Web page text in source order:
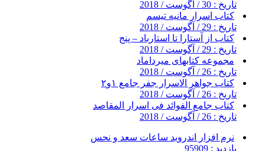
تاریخ : 30 / آگوست / 2018
کتاب اسرار مانیه تیسم
تاریخ : 29 / آگوست / 2018
کتاب از آستارا تا استارباد – پنج
تاریخ : 29 / آگوست / 2018
مجموعه کتابهای میرداماد
تاریخ : 26 / آگوست / 2018
کتاب جواهر الاسرار جفر جامع ۱و۲
تاریخ : 26 / آگوست / 2018
کتاب جامع الفوائد فی اسرار المقاصد
تاریخ : 26 / آگوست / 2018
نرم افزار اندروید ساعات سعد و نحس
بازدید : 95909